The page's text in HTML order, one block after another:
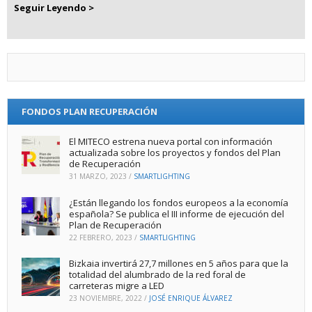
Seguir Leyendo >
FONDOS PLAN RECUPERACIÓN
El MITECO estrena nueva portal con información
actualizada sobre los proyectos y fondos del Plan
de Recuperación
31 MARZO, 2023 / SMARTLIGHTING
¿Están llegando los fondos europeos a la economía
española? Se publica el III informe de ejecución del
Plan de Recuperación
22 FEBRERO, 2023 / SMARTLIGHTING
Bizkaia invertirá 27,7 millones en 5 años para que la
totalidad del alumbrado de la red foral de
carreteras migre a LED
23 NOVIEMBRE, 2022 / JOSÉ ENRIQUE ÁLVAREZ